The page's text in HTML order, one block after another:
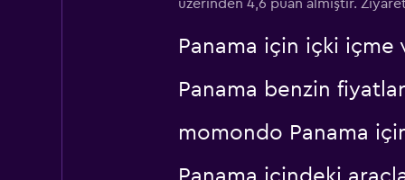
1 konum
üzerinden 4,6 puan almıştır.
Panama için içki
Panama benzin
momondo Panama